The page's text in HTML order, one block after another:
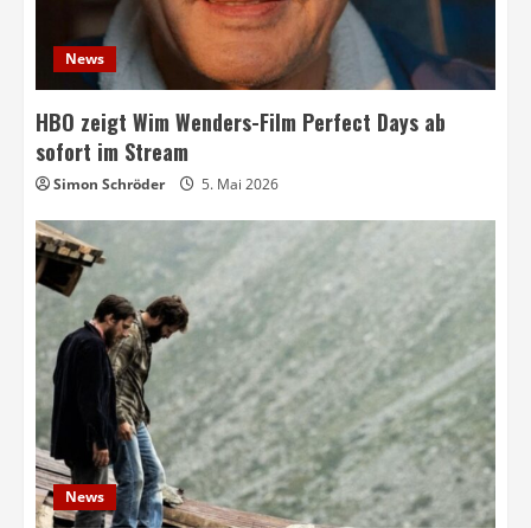
News
HBO zeigt Wim Wenders-Film Perfect Days ab
sofort im Stream
Simon Schröder 5. Mai 2026
News